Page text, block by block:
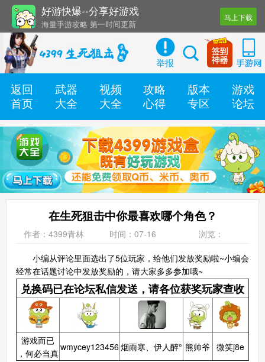
好游快爆--分享好游戏
海量手游攻略 第一时间更新
还有几十款实用辅助工具
马上下载
举报
返回
首页
武器
大全
视频
大全
攻略
心得
版本
专区
游戏
论坛
在生死狙击中你最喜欢哪个角色？
作者：4399青林 时间：07-16 浏览：
小编从评论里面选出了5位玩家，给他们发放奖励啦~小编会
经常在话题讨论中发放奖励的，请大家多多参加哦~
兑换码已在论坛私信发送，请各位获奖玩家查收
游戏而已
，何必当真
wmycey123456烟雨寒、伊人醉° 熊帅爷 微笑j8e